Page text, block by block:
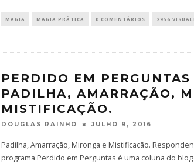
MAGIA MAGIA PRÁTICA 0 COMENTÁRIOS 2956
PERDIDO EM PERGUNTAS
PADILHA, AMARRAÇÃO,
MISTIFICAÇÃO.
DOUGLAS RAINHO JULHO 9, 2016
Padilha, Amarração, Mironga e Mistificação.
programa Perdido em Perguntas é uma coluna do